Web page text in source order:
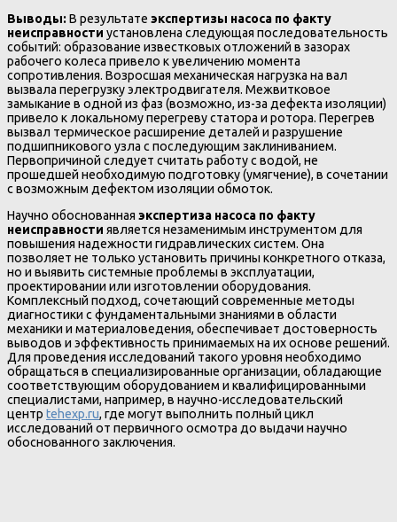
Выводы:В результате экспертизы насоса по факту
неисправности установлена следующая последовательность
событий: образование известковых отложений в зазорах
рабочего колеса привело к увеличению момента
сопротивления. Возросшая механическая нагрузка на вал
вызвала перегрузку электродвигателя. Межвитковое
замыкание в одной из фаз (возможно, из-за дефекта изоляции)
привело к локальному перегреву статора и ротора. Перегрев
вызвал термическое расширение деталей и разрушение
подшипникового узла с последующим заклиниванием.
Первопричиной следует считать работу с водой, не
прошедшей необходимую подготовку (умягчение), в сочетании
с возможным дефектом изоляции обмоток.
Научно обоснованная экспертиза насоса по факту
неисправности является незаменимым инструментом для
повышения надежности гидравлических систем. Она
позволяет не только установить причины конкретного отказа,
но и выявить системные проблемы в эксплуатации,
проектировании или изготовлении оборудования.
Комплексный подход, сочетающий современные методы
диагностики с фундаментальными знаниями в области
механики и материаловедения, обеспечивает достоверность
выводов и эффективность принимаемых на их основе решений.
Для проведения исследований такого уровня необходимо
обращаться в специализированные организации, обладающие
соответствующим оборудованием и квалифицированными
специалистами, например, в научно-исследовательский
центр tehexp.ru, где могут выполнить полный цикл
исследований от первичного осмотра до выдачи научно
обоснованного заключения.